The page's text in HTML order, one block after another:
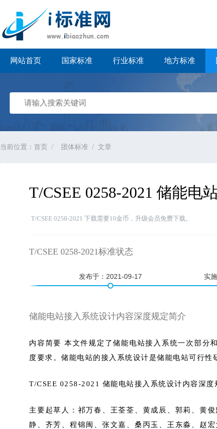
网站首页 国家标准 行业标准 地方标准
当前位置： 首页 团体标准 文章
T/CSEE 0258-2021 储能电
T/CSEE 0258-2021 下载需要10金币，升级会员免费下载。
T/CSEE 0258-2021标准状态
发布于： 2021-09-17 实
储能电站接入系统设计内容深度规定简介
内容简要 本文件规定了储能电站接入系统一次部分
度要求。储能电站的接入系统设计是储能电站可行
T/CSEE 0258-2021 储能电站接入系统设计内容深度
主要起草人：祁万春、王荃荃、黄成辰、郭莉、黄
静、齐芳、程锦闽、张文嘉、桑丙玉、王东淼、赵